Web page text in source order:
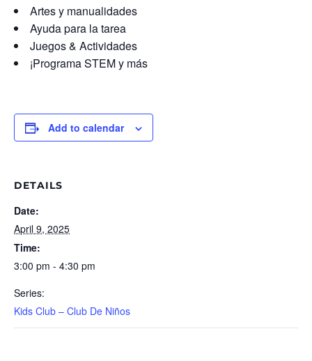
Artes y manualidades
Ayuda para la tarea
Juegos & Actividades
¡Programa STEM y más
Add to calendar
DETAILS
Date:
April 9, 2025
Time:
3:00 pm - 4:30 pm
Series:
Kids Club – Club De Niños